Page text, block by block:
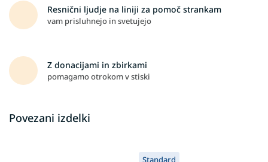
Resnični ljudje na liniji za pomoč strankam
vam prisluhnejo in svetujejo
Z donacijami in zbirkami
pomagamo otrokom v stiski
Povezani izdelki
Standard